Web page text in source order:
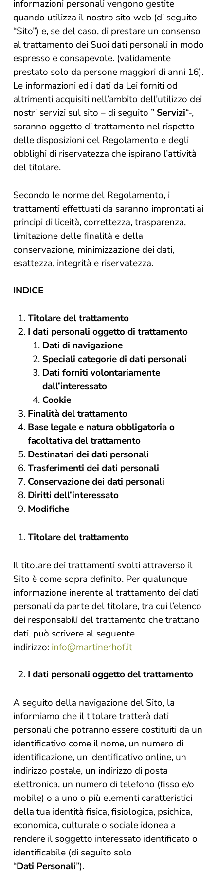
informazioni personali vengono gestite
quando utilizza il nostro sito web (di seguito
“Sito”) e, se del caso, di prestare un consenso
al trattamento dei Suoi dati personali in modo
espresso e consapevole. (validamente
prestato solo da persone maggiori di anni 16).
Le informazioni ed i dati da Lei forniti od
altrimenti acquisiti nell’ambito dell’utilizzo dei
nostri servizi sul sito – di seguito ” Servizi“-,
saranno oggetto di trattamento nel rispetto
delle disposizioni del Regolamento e degli
obblighi di riservatezza che ispirano l’attività
del titolare.
Secondo le norme del Regolamento, i
trattamenti effettuati da saranno improntati ai
principi di liceità, correttezza, trasparenza,
limitazione delle finalità e della
conservazione, minimizzazione dei dati,
esattezza, integrità e riservatezza.
INDICE
Titolare del trattamento
I dati personali oggetto di trattamento
Dati di navigazione
Speciali categorie di dati personali
Dati forniti volontariamente
dall’interessato
Cookie
Finalità del trattamento
Base legale e natura obbligatoria o
facoltativa del trattamento
Destinatari dei dati personali
Trasferimenti dei dati personali
Conservazione dei dati personali
Diritti dell’interessato
Modifiche
Titolare del trattamento
Il titolare dei trattamenti svolti attraverso il
Sito è come sopra definito. Per qualunque
informazione inerente al trattamento dei dati
personali da parte del titolare, tra cui l’elenco
dei responsabili del trattamento che trattano
dati, può scrivere al seguente
indirizzo: info@martinerhof.it
I dati personali oggetto del trattamento
A seguito della navigazione del Sito, la
informiamo che il titolare tratterà dati
personali che potranno essere costituiti da un
identificativo come il nome, un numero di
identificazione, un identificativo online, un
indirizzo postale, un indirizzo di posta
elettronica, un numero di telefono (fisso e/o
mobile) o a uno o più elementi caratteristici
della tua identità fisica, fisiologica, psichica,
economica, culturale o sociale idonea a
rendere il soggetto interessato identificato o
identificabile (di seguito solo
“Dati Personali”).